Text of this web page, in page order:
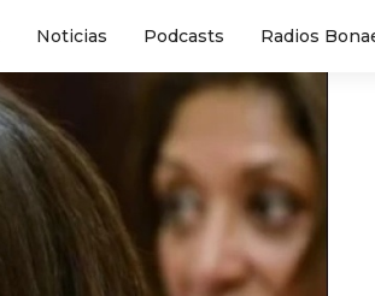
Noticias Podcasts Radios